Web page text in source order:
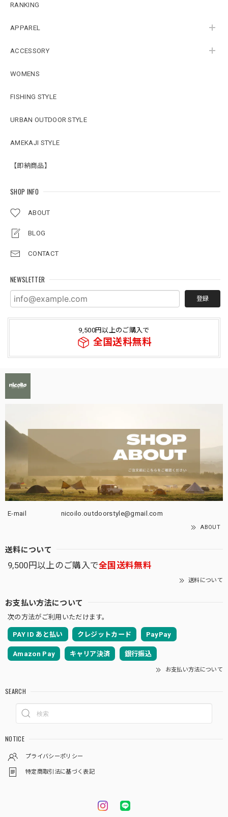
RANKING
APPAREL
ACCESSORY
WOMENS
FISHING STYLE
URBAN OUTDOOR STYLE
AMEKAJI STYLE
【即納商品】
SHOP INFO
ABOUT
BLOG
CONTACT
NEWSLETTER
登録
9,500円以上のご購入で
全国送料無料
E-mail nicoilo.outdoorstyle@gmail.com
ABOUT
送料について
9,500円以上のご購入で全国送料無料
送料について
お支払い方法について
次の方法がご利用いただけます。
PAY ID あと払い クレジットカード PayPay
Amazon Pay キャリア決済 銀行振込
お支払い方法について
SEARCH
NOTICE
プライバシーポリシー
特定商取引法に基づく表記